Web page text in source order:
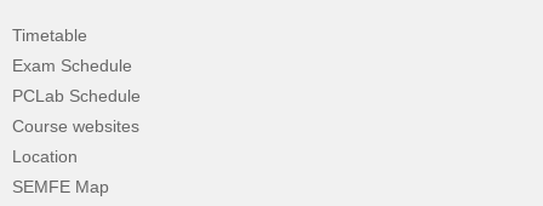
Timetable
Exam Schedule
PCLab Schedule
Course websites
Location
SEMFE Map